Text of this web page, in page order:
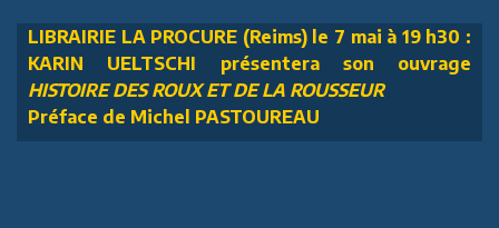
LIBRAIRIE LA PROCURE (Reims) le 7 mai à 19 h30 :
KARIN UELTSCHI présentera son ouvrage
HISTOIRE DES ROUX ET DE LA ROUSSEUR
Préface de Michel PASTOUREAU